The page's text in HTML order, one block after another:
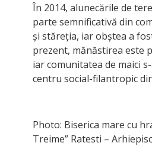
În 2014, alunecările de
parte semnificativă din
și stăreția, iar obștea a
prezent, mănăstirea este
iar comunitatea de maici
centru social-filantropic
Photo: Biserica mare cu
Treime” Ratesti –